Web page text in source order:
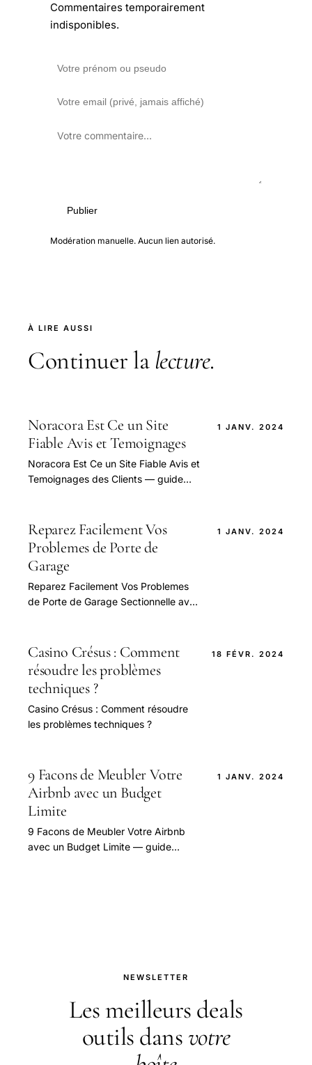
Commentaires temporairement
indisponibles.
Publier
Modération manuelle. Aucun lien autorisé.
À LIRE AUSSI
Continuer la lecture.
Noracora Est Ce un Site
Fiable Avis et Temoignages
Noracora Est Ce un Site Fiable Avis et
Temoignages des Clients — guide
1 JANV. 2024
Reparez Facilement Vos
Problemes de Porte de
Garage
Reparez Facilement Vos Problemes
de Porte de Garage Sectionnelle avec
question.
1 JANV. 2024
Casino Crésus : Comment
résoudre les problèmes
techniques ?
Casino Crésus : Comment résoudre
les problèmes techniques ?
18 FÉVR. 2024
9 Facons de Meubler Votre
Airbnb avec un Budget
Limite
9 Facons de Meubler Votre Airbnb
avec un Budget Limite — guide
1 JANV. 2024
NEWSLETTER
Les meilleurs deals
outils dansvotre